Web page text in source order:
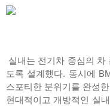
실내는 전기차 중심의 차
도록 설계했다. 동시에
스포티한 분위기를 완성
현대적이고 개방적인 실